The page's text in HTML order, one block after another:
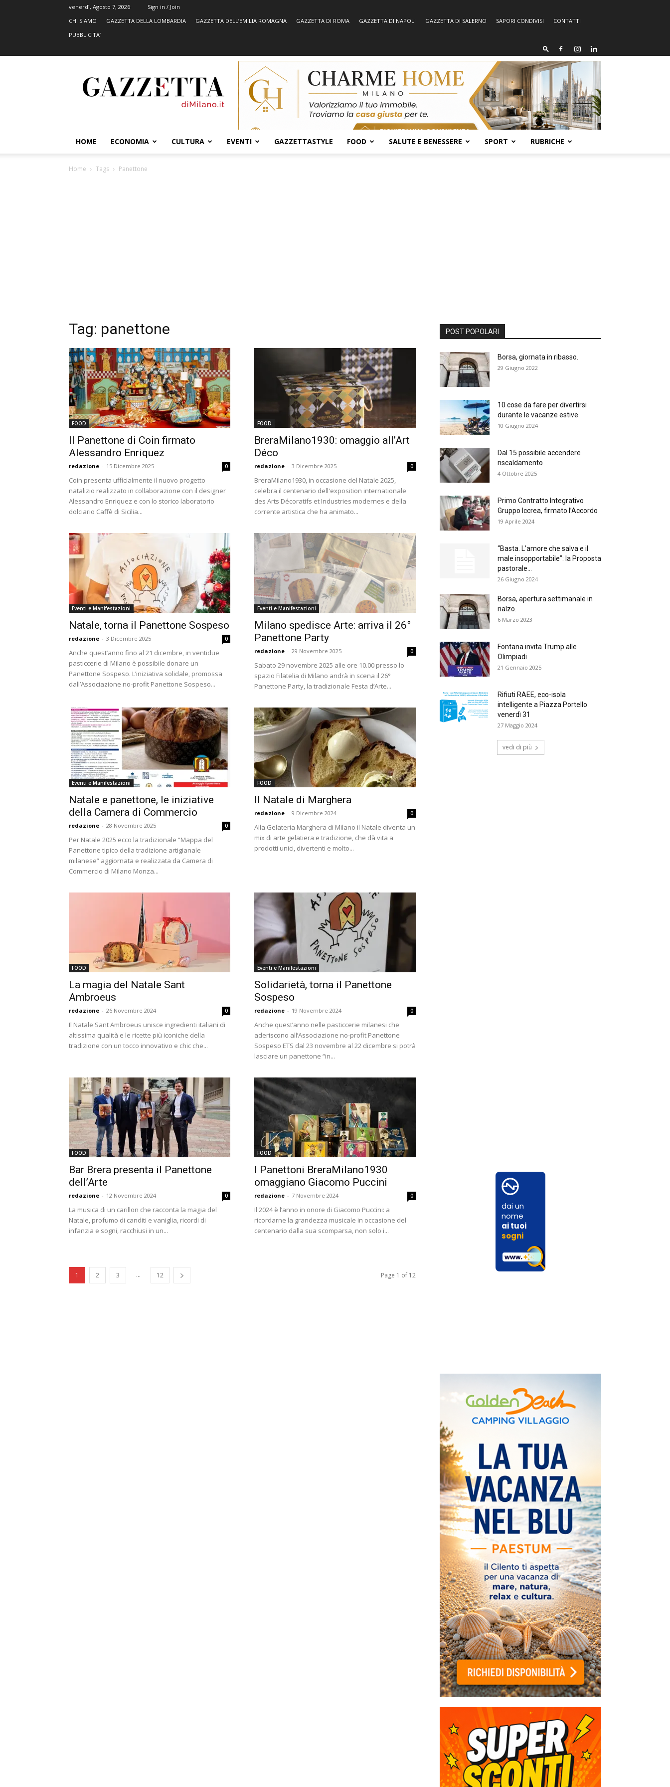
venerdì, Agosto 7, 2026
Sign in / Join
CHI SIAMO
GAZZETTA DELLA LOMBARDIA GAZZETTA DELL’EMILIA ROMAGNA GAZZETTA DI ROMA GAZZETTA DI NAPOLI GAZZETTA DI SALERNO SAPORI CONDIVISI
CONTATTI
PUBBLICITA’
HOME ECONOMIA CULTURA EVENTI GAZZETTASTYLE FOOD SALUTE E BENESSERE SPORT RUBRICHE
Home Tags Panettone
Tag: panettone
FOOD
Il Panettone di Coin firmato
Alessandro Enriquez
redazione - 15 Dicembre 2025 0
Coin presenta ufficialmente il nuovo progetto
natalizio realizzato in collaborazione con il designer
Alessandro Enriquez e con lo storico laboratorio
dolciario Caffè di Sicilia...
FOOD
BreraMilano1930: omaggio all’Art
Déco
redazione - 3 Dicembre 2025 0
BreraMilano1930, in occasione del Natale 2025,
celebra il centenario dell'exposition internationale
des Arts Décoratifs et Industries modernes e della
corrente artistica che ha animato...
Eventi e Manifestazioni
Natale, torna il Panettone Sospeso
redazione - 3 Dicembre 2025 0
Anche quest’anno fino al 21 dicembre, in ventidue
pasticcerie di Milano è possibile donare un
Panettone Sospeso. L’iniziativa solidale, promossa
dall’Associazione no-profit Panettone Sospeso...
Eventi e Manifestazioni
Milano spedisce Arte: arriva il 26°
Panettone Party
redazione - 29 Novembre 2025 0
Sabato 29 novembre 2025 alle ore 10.00 presso lo
spazio Filatelia di Milano andrà in scena il 26°
Panettone Party, la tradizionale Festa d’Arte...
Eventi e Manifestazioni
Natale e panettone, le iniziative
della Camera di Commercio
redazione - 28 Novembre 2025 0
Per Natale 2025 ecco la tradizionale “Mappa del
Panettone tipico della tradizione artigianale
milanese” aggiornata e realizzata da Camera di
Commercio di Milano Monza...
FOOD
Il Natale di Marghera
redazione - 9 Dicembre 2024 0
Alla Gelateria Marghera di Milano il Natale diventa un
mix di arte gelatiera e tradizione, che dà vita a
prodotti unici, divertenti e molto...
FOOD
La magia del Natale Sant
Ambroeus
redazione - 26 Novembre 2024 0
Il Natale Sant Ambroeus unisce ingredienti italiani di
altissima qualità e le ricette più iconiche della
tradizione con un tocco innovativo e chic che...
Eventi e Manifestazioni
Solidarietà, torna il Panettone
Sospeso
redazione - 19 Novembre 2024 0
Anche quest’anno nelle pasticcerie milanesi che
aderiscono all’Associazione no-profit Panettone
Sospeso ETS dal 23 novembre al 22 dicembre si potrà
lasciare un panettone “in...
FOOD
Bar Brera presenta il Panettone
dell’Arte
redazione - 12 Novembre 2024 0
La musica di un carillon che racconta la magia del
Natale, profumo di canditi e vaniglia, ricordi di
infanzia e sogni, racchiusi in un...
FOOD
I Panettoni BreraMilano1930
omaggiano Giacomo Puccini
redazione - 7 Novembre 2024 0
Il 2024 è l’anno in onore di Giacomo Puccini: a
ricordarne la grandezza musicale in occasione del
centenario dalla sua scomparsa, non solo i...
1 2 3 ... 12 Page 1 of 12
POST POPOLARI
Borsa, giornata in ribasso.
29 Giugno 2022
10 cose da fare per divertirsi
durante le vacanze estive
10 Giugno 2024
Dal 15 possibile accendere
riscaldamento
4 Ottobre 2025
Primo Contratto Integrativo
Gruppo Iccrea, firmato l’Accordo
19 Aprile 2024
“Basta. L’amore che salva e il
male insopportabile”: la Proposta
pastorale...
26 Giugno 2024
Borsa, apertura settimanale in
rialzo.
6 Marzo 2023
Fontana invita Trump alle
Olimpiadi
21 Gennaio 2025
Rifiuti RAEE, eco-isola
intelligente a Piazza Portello
venerdì 31
27 Maggio 2024
vedi di più